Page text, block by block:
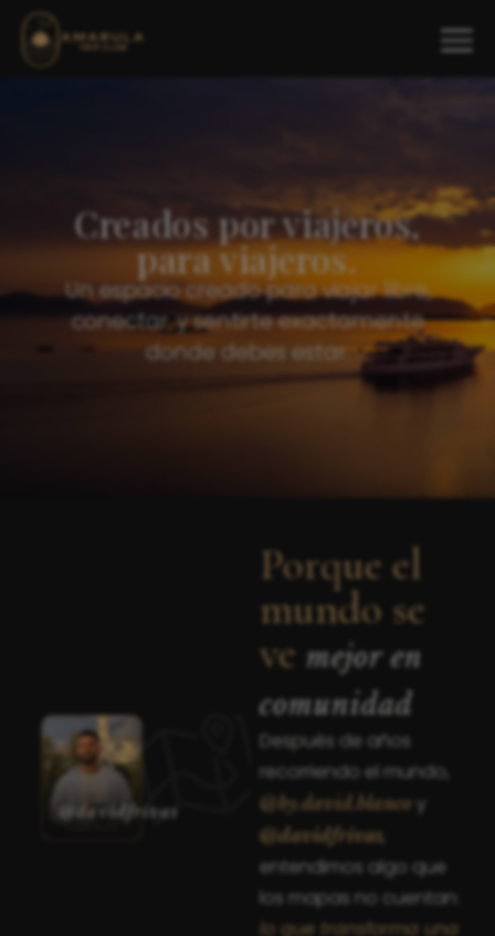
Creados por viajeros,
para viajeros.
Un espacio creado para viajar libre,
conectar, y sentirte exactamente
donde debes estar.
Porque el
mundo se
ve mejor en
comunidad
Después de años
recorriendo el mundo,
@by.david.blanco y
@davidfrivas,
entendimos algo que
los mapas no cuentan:
lo que transforma una
@davidfrivas